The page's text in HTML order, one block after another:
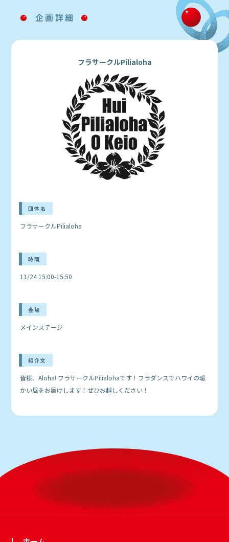
企画詳細
フラサークルPilialoha
団体名
フラサークルPilialoha
時間
11/24 15:00-15:50
会場
メインステージ
紹介文
皆様、Aloha! フラサークルPilialohaです！フラダンスでハワイの暖
かい風をお届けします！ぜひお越しください！